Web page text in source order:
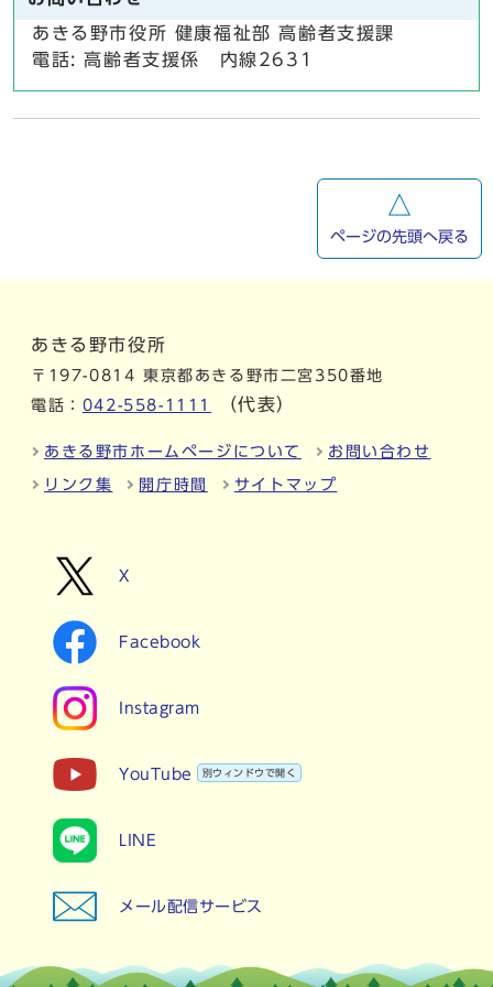
あきる野市役所 健康福祉部 高齢者支援課
電話: 高齢者支援係 内線2631
ページの先頭へ戻る
あきる野市役所
〒197-0814 東京都あきる野市二宮350番地
電話： 042-558-1111 （代表）
あきる野市ホームページについて お問い合わせ
リンク集 開庁時間 サイトマップ
X
Facebook
Instagram
YouTube 別ウィンドウで開く
LINE
メール配信サービス